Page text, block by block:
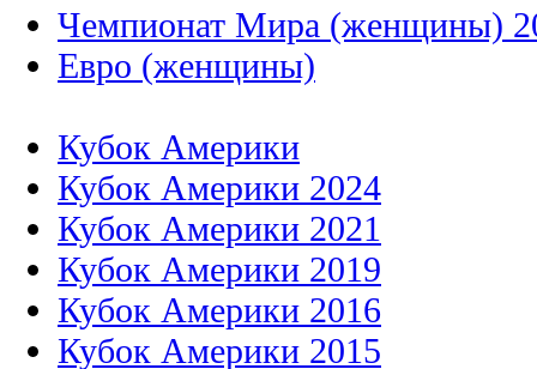
Чемпионат Мира (женщины)
Евро (женщины)
Кубок Америки
Кубок Америки 2024
Кубок Америки 2021
Кубок Америки 2019
Кубок Америки 2016
Кубок Америки 2015